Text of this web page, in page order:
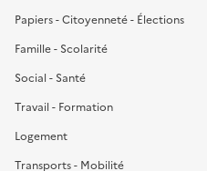
Papiers - Citoyenneté - Élections
Famille - Scolarité
Social - Santé
Travail - Formation
Logement
Transports - Mobilité